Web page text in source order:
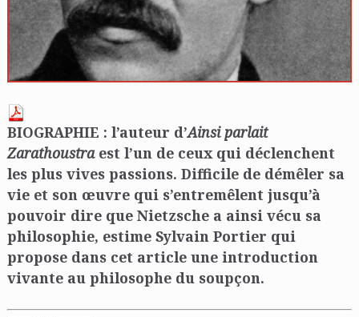
BIOGRAPHIE : l’auteur d’Ainsi parlait
Zarathoustraest l’un de ceux qui déclenchent
les plus vives passions. Difficile de démêler sa
vie et son œuvre qui s’entremêlent jusqu’à
pouvoir dire que Nietzsche a ainsi vécu sa
philosophie, estime Sylvain Portier qui
propose dans cet article une introduction
vivante au philosophe du soupçon.